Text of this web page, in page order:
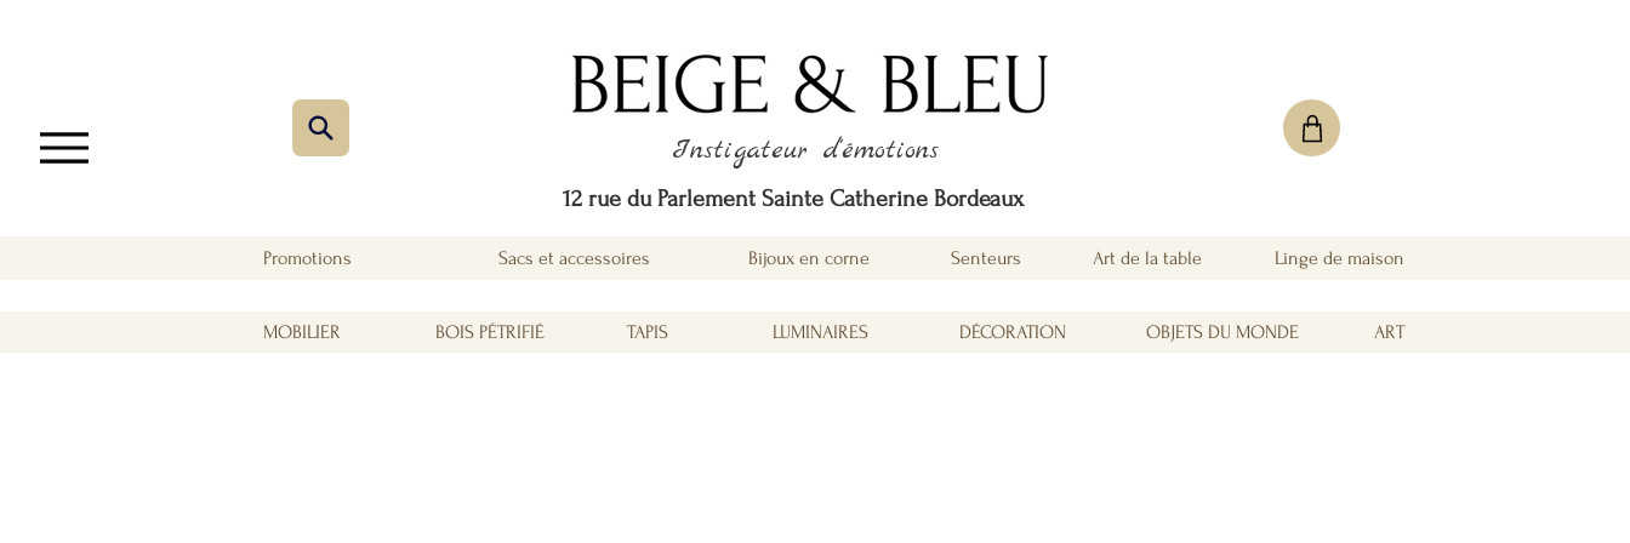
Instigateur d'émotions
12 rue du Parlement Sainte Catherine Bordeaux
Promotions Sacs et accessoires Bijoux en corne Senteurs Art de la table Linge de maison
MOBILIER BOIS PÉTRIFIÉ TAPIS LUMINAIRES DÉCORATION OBJETS DU MONDE ART